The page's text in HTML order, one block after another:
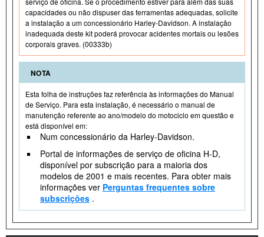
capacidades ou não dispuser das ferramentas adequadas, solicite
a instalação a um concessionário Harley-Davidson. A instalação
inadequada deste kit poderá provocar acidentes mortais ou lesões
corporais graves. (00333b)
NOTA
Esta folha de instruções faz referência às informações do Manual
de Serviço. Para esta instalação, é necessário o manual de
manutenção referente ao ano/modelo do motociclo em questão e
está disponível em:
Num concessionário da Harley-Davidson.
Portal de informações de serviço de oficina H-D,
disponível por subscrição para a maioria dos
modelos de 2001 e mais recentes. Para obter mais
informações ver Perguntas frequentes sobre
subscrições .